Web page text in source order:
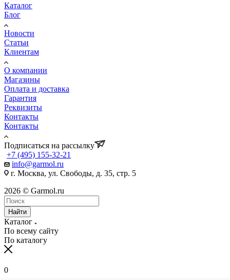
Каталог
Блог
Новости
Статьи
Клиентам
О компании
Магазины
Оплата и доставка
Гарантия
Реквизиты
Контакты
Контакты
Подписаться на рассылку
+7 (495) 155-32-21
info@garmol.ru
г. Москва, ул. Свободы, д. 35, стр. 5
2026 © Garmol.ru
Найти
Каталог
По всему сайту
По каталогу
0